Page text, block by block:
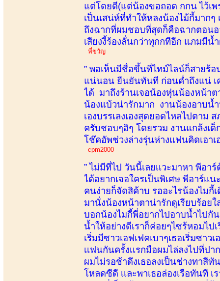
แต่โดยดี(แต่น้องขอถอด กกน ไว้เพ
เป็นเสน่ห์ที่ทำให้หลงน้องไม้กี้มาก
ถึงฉากที่ผมชอบที่สุดก็คือฉากตอน
เสียงงี้ร้องลั่นกว่าทุกกทีอีก แภมมี
พี่ขวัญ
” พอเห็นมีชื่อขึ้นที่ไทม์ไลน์ก็สายร้
แน่นอน ยืนยันทันที ก่อนค่ำถึงแน่
ได้ มาถึงร้านเจอน้องหุ่นน้องหน้า
น้องแบ้วน่ารักมาก งานน้องอาบน้ำ
เองบรรเลงเองสุดยอดไหลไปตาม
ครับชอบๆอิๆ โดยรวม งานแกล้ง
โช๊คอัพช่วงล่างรุ่นห่างแฟนคิดเอา
cpm2000
” ไม่มีที่ไป วันนี้เลยเเวะมาหา พีอ
ได้อยากเจอใครเป็นพิเศษ พีอาร์เเ
คนง่ายก็จัดสิค้าบ รออะไรน้องไมกี้
มานั่งน้องหน้าตาน่ารักดูเรียบร้อยใ
บอกน้องไมกี้พี่อยากไปอาบน้ำไปกั
น้ำให้อย่างดีเราก็ค่อยๆไซร้หอมไป
เริ่มมีซาวเอฟเฟคเบาๆเธอเริ่มซา
เเฟนกันครั้งเเรกมือผมไล่ลงไปที่ป
ผมไม่รอช้าดึงเธอลงเป็นช่างทาสี
โหลดซีดี เเละพาเธอล่องเรือทันที